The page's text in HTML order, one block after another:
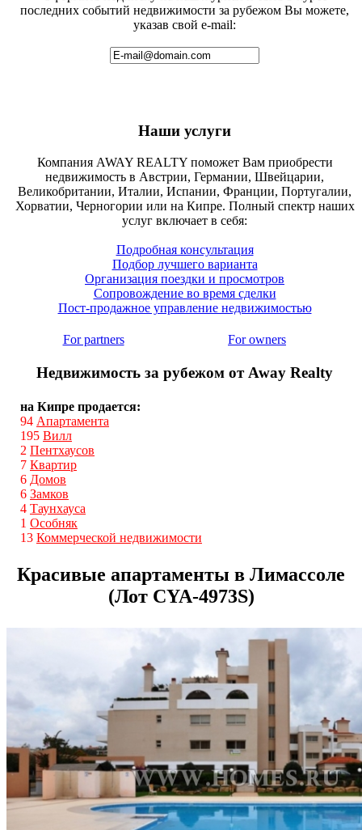
последних событий недвижимости за рубежом Вы можете,
указав свой e-mail:
Наши услуги
Компания AWAY REALTY поможет Вам приобрести
недвижимость в Австрии, Германии, Швейцарии,
Великобритании, Италии, Испании, Франции, Португалии,
Хорватии, Черногории или на Кипре. Полный спектр наших
услуг включает в себя:
Подробная консультация
Подбор лучшего варианта
Организация поездки и просмотров
Сопровождение во время сделки
Пост-продажное управление недвижимостью
For partners For owners
Недвижимость за рубежом от Away Realty
на Кипре продается:
94 Апартамента
195 Вилл
2 Пентхаусов
7 Квартир
6 Домов
6 Замков
4 Таунхауса
1 Особняк
13 Коммерческой недвижимости
Красивые апартаменты в Лимассоле
(Лот CYA-4973S)